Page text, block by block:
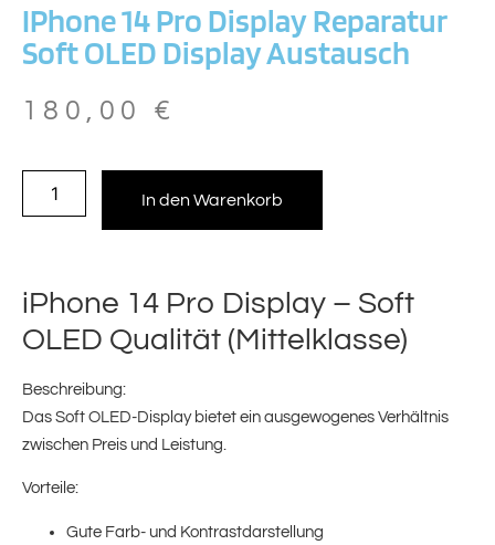
IPhone 14 Pro Display Reparatur
Soft OLED Display Austausch
180,00 €
In den Warenkorb
iPhone 14 Pro Display – Soft
OLED Qualität (Mittelklasse)
Beschreibung:
Das Soft OLED-Display bietet ein ausgewogenes Verhältnis
zwischen Preis und Leistung.
Vorteile:
Gute Farb- und Kontrastdarstellung